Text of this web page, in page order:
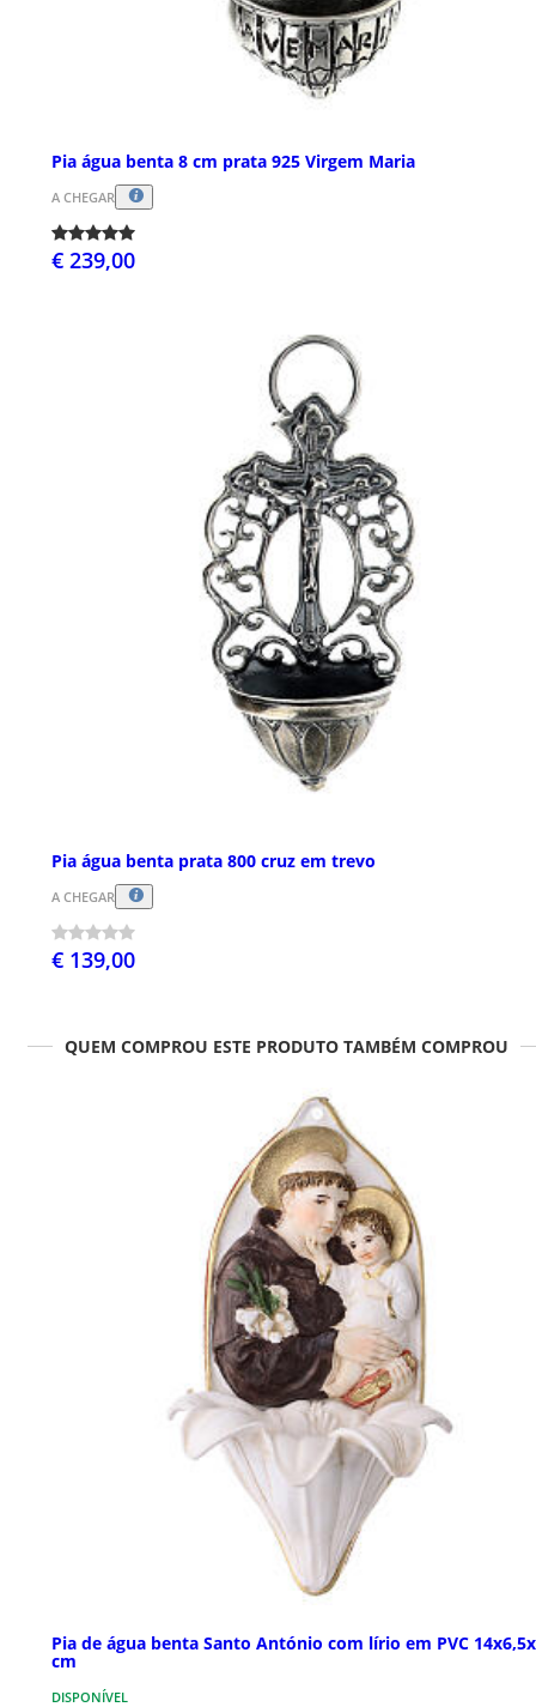
Pia água benta 8 cm prata 925 Virgem Maria
A CHEGAR
€ 239,00
Pia água benta prata 800 cruz em trevo
A CHEGAR
€ 139,00
QUEM COMPROU ESTE PRODUTO TAMBÉM COMPROU
Pia de água benta Santo António com lírio em PVC
cm
DISPONÍVEL